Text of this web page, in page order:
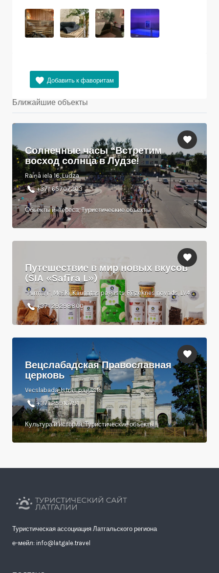
Ближайшие объекты
Солнечные часы “Встретим
восход солнца в Лудзе!
Raiņa iela 16, Ludza
+371 65707203
Обьекты интереса, Туристические объекты
Путешествие в мир новых вкусов
(SIA «Safīra L»)
“Purmaļi”, Meški, Kaunatas pagasts, Rēzeknes novads, LV4622
+371 29298800
Вецслабадская Православная
церковь
Vecslabada, Istras pagasts
+371 25916791
Культура и история, Туристические объекты
Туристическая ассоциация Латгальского региона
е-мейл: info@latgale.travel